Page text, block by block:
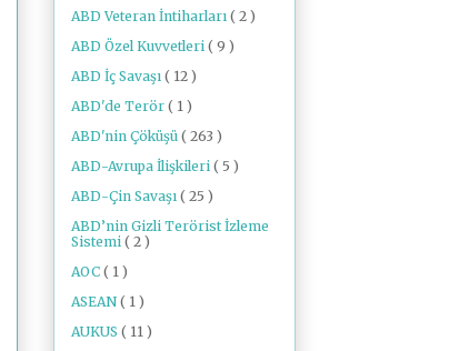
ABD Veteran İntiharları ( 2 )
ABD Özel Kuvvetleri ( 9 )
ABD İç Savaşı ( 12 )
ABD'de Terör ( 1 )
ABD'nin Çöküşü ( 263 )
ABD-Avrupa İlişkileri ( 5 )
ABD-Çin Savaşı ( 25 )
ABD’nin Gizli Terörist İzleme
Sistemi ( 2 )
AOC ( 1 )
ASEAN ( 1 )
AUKUS ( 11 )